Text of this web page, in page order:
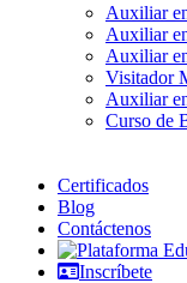
Auxiliar
Auxiliar
Auxiliar
Visitador
Auxiliar
Curso de
Certificados
Blog
Contáctenos
Inscríbete